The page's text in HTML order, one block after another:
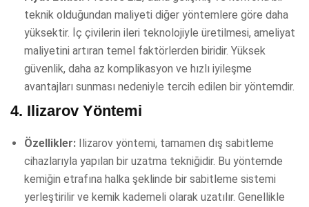
teknik olduğundan maliyeti diğer yöntemlere göre daha
yüksektir. İç çivilerin ileri teknolojiyle üretilmesi, ameliyat
maliyetini artıran temel faktörlerden biridir. Yüksek
güvenlik, daha az komplikasyon ve hızlı iyileşme
avantajları sunması nedeniyle tercih edilen bir yöntemdir.
4. Ilizarov Yöntemi
Özellikler: Ilizarov yöntemi, tamamen dış sabitleme
cihazlarıyla yapılan bir uzatma tekniğidir. Bu yöntemde
kemiğin etrafına halka şeklinde bir sabitleme sistemi
yerleştirilir ve kemik kademeli olarak uzatılır. Genellikle